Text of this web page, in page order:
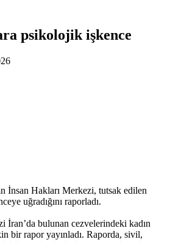
psikolojik işkence
Hakları Merkezi, tutsak edilen
uğradığını raporladı.
İran’da bulunan cezvelerindeki kadın
bir rapor yayınladı. Raporda, sivil,